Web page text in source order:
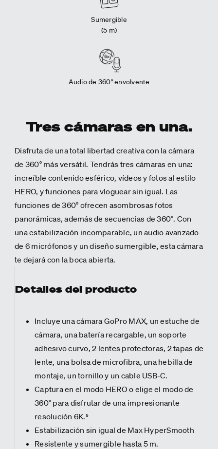
Sumergible
(5 m)
Audio de 360° envolvente
Tres cámaras en una.
Disfruta de una total libertad creativa con la cámara
de 360° más versátil. Tendrás tres cámaras en una:
increíble contenido esférico, vídeos y fotos al estilo
HERO, y funciones para vloguear sin igual. Las
funciones de 360° ofrecen asombrosas fotos
panorámicas, además de secuencias de 360°. Con
una estabilización incomparable, un audio avanzado
de 6 micrófonos y un diseño sumergible, esta cámara
te dejará con la boca abierta.
Detalles del producto
Incluye una cámara GoPro MAX, un estuche de
cámara, una batería recargable, un soporte
adhesivo curvo, 2 lentes protectoras, 2 tapas de
lente, una bolsa de microfibra, una hebilla de
montaje, un tornillo y un cable USB-C.
Captura en el modo HERO o elige el modo de
360° para disfrutar de una impresionante
resolución 6K.⁵
Estabilización sin igual de Max HyperSmooth
Resistente y sumergible hasta 5 m.